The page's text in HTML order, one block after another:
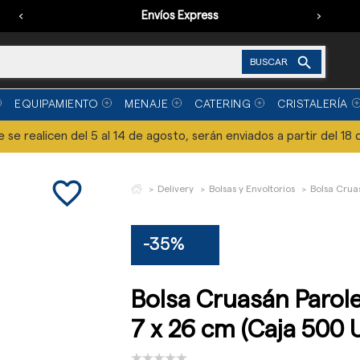
Envíos Express
‹ ›
BUSCAR 
EQUIPAMIENTO MENAJE CATERING CRISTALERÍA
se realicen del 5 al 14 de agosto, serán enviados a partir del
favorite_border Delivery Bolsas y Envoltorios Bolsa
-35%
Bolsa Cruasán
7 x 26 cm (Caja 500